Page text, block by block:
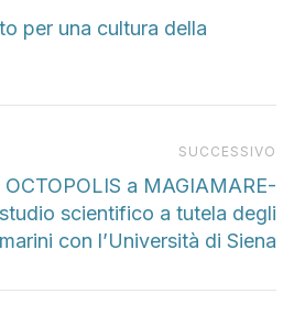
per una cultura della
SUCCESSIVO
a MAGIAMARE-
scientifico a tutela degli
con l’Università di Siena